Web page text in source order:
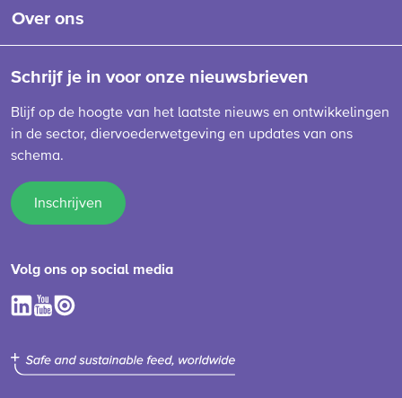
Over ons
Schrijf je in voor onze nieuwsbrieven
Blijf op de hoogte van het laatste nieuws en ontwikkelingen
in de sector, diervoederwetgeving en updates van ons
schema.
Inschrijven
Volg ons op social media